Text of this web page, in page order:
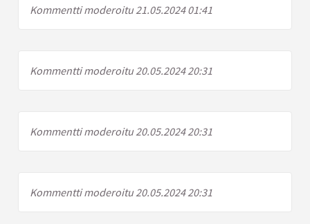
Kommentti moderoitu 21.05.2024 01:41
Kommentti moderoitu 20.05.2024 20:31
Kommentti moderoitu 20.05.2024 20:31
Kommentti moderoitu 20.05.2024 20:31